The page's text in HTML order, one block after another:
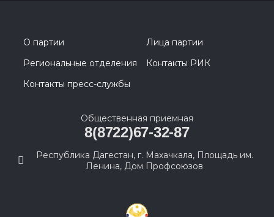
О партии
Лица партии
Региональные отделения
Контакты РИК
Контакты пресс-службы
Общественная приемная
8(8722)67-32-87
Республика Дагестан, г. Махачкала, Площадь им.
Ленина, Дом Профсоюзов